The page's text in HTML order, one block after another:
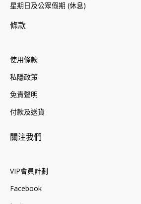
星期日及公眾假期 (休息)
條款
使用條款
私隱政策
免責聲明
付款及送貨
關注我們
VIP會員計劃
Facebook